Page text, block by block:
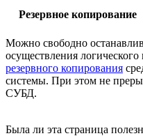
Резервное копирование
Можно свободно
осуществления
резервного копирования
системы. При этом не
СУБД.
Была ли эта страница